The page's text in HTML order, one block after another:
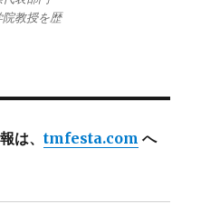
教授を歴
は、tmfesta.com へ